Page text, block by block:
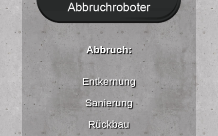
Abbruch:
Entkernung
Sanierung
Rückbau